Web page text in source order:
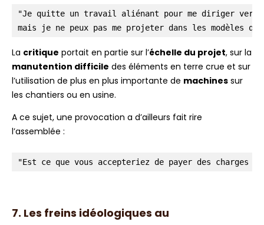
"Je quitte un travail aliénant pour me diriger
mais je ne peux pas me projeter dans les modèles
La critique portait en partie sur l’échelle du projet, sur la
manutention difficile des éléments en terre crue et sur
l’utilisation de plus en plus importante de machines sur
les chantiers ou en usine.
A ce sujet, une provocation a d’ailleurs fait rire
l’assemblée :
"Est ce que vous accepteriez de payer des charges
7. Les freins idéologiques au